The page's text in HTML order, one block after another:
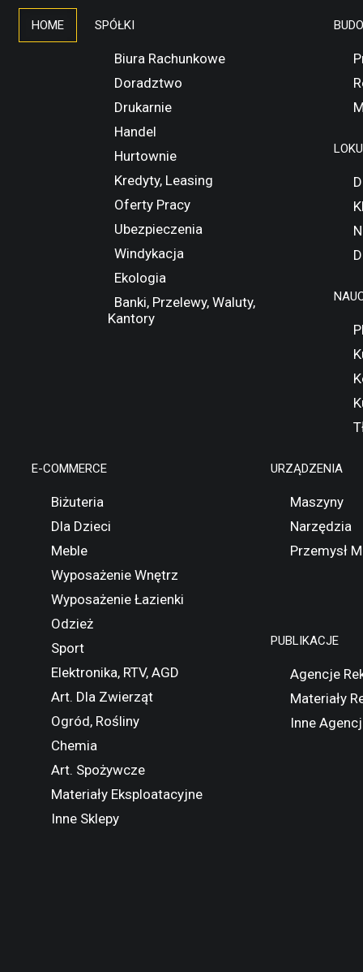
HOME SPÓŁKI
Biura Rachunkowe
Doradztwo
Drukarnie
Handel
Hurtownie
Kredyty, Leasing
Oferty Pracy
Ubezpieczenia
Windykacja
Ekologia
Banki, Przelewy, Waluty,
Kantory
E-COMMERCE
Biżuteria
Dla Dzieci
Meble
Wyposażenie Wnętrz
Wyposażenie Łazienki
Odzież
Sport
Elektronika, RTV, AGD
Art. Dla Zwierząt
Ogród, Rośliny
Chemia
Art. Spożywcze
Materiały Eksploatacyjne
Inne Sklepy
URZĄDZENIA
Maszyny
Narzędzia
Przemysł
PUBLIKACJE
Agencje
Materiały
Inne